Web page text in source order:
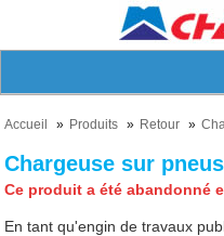
Accueil Produits Retour
Chargeuse sur
Ce produit a été abandonné
En tant qu'engin de travaux